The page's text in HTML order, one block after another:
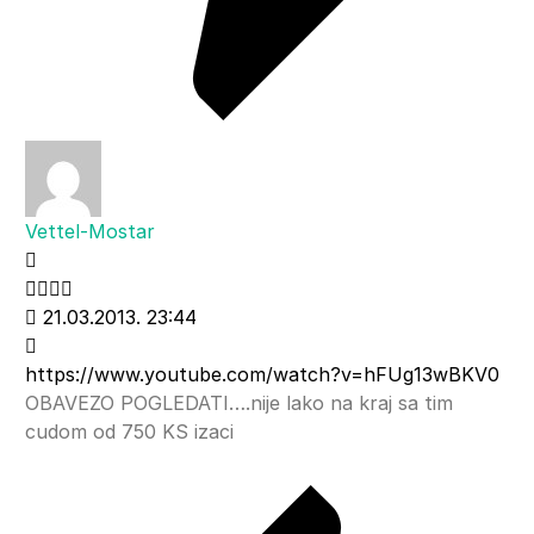
Vettel-Mostar
21.03.2013. 23:44
https://www.youtube.com/watch?v=hFUg13wBKV0
OBAVEZO POGLEDATI….nije lako na kraj sa tim
cudom od 750 KS izaci